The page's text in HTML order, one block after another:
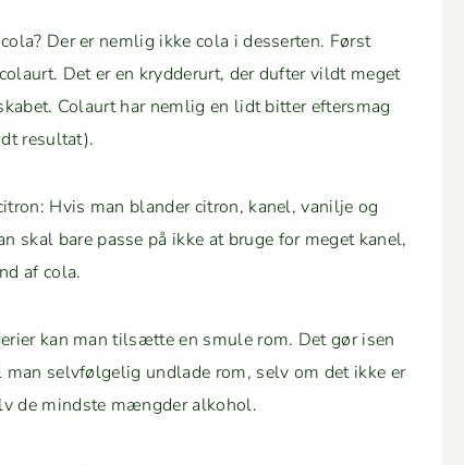
Der er nem­lig ikke cola i desserten. Først
Det er en kry­d­derurt, der dufter vildt meget
Colau­rt har nem­lig en lidt bit­ter efters­mag
resultat).
Hvis man bland­er cit­ron, kanel, vanil­je og
skal bare passe på ikke at bruge for meget kanel,
af cola.
kan man tilsætte en smule rom. Det gør isen
selvføl­gelig und­lade rom, selv om det ikke er
de mind­ste mængder alkohol.